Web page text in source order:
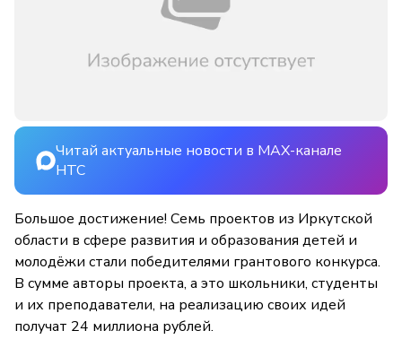
Читай актуальные новости в MAX-канале
НТС
Большое достижение! Семь проектов из Иркутской
области в сфере развития и образования детей и
молодёжи стали победителями грантового конкурса.
В сумме авторы проекта, а это школьники, студенты
и их преподаватели, на реализацию своих идей
получат 24 миллиона рублей.